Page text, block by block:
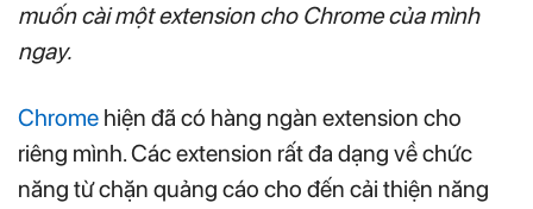
muốn cài một extension cho Chrome của mình
ngay.
Chrome hiện đã có hàng ngàn extension cho
riêng mình. Các extension rất đa dạng về chức
năng từ chặn quảng cáo cho đến cải thiện năng